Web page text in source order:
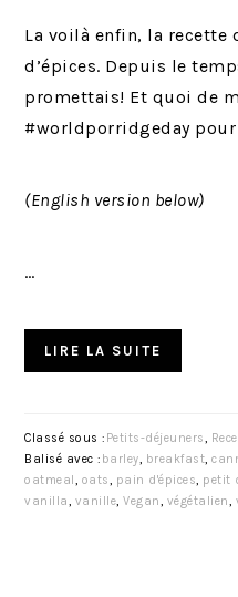
La voilà enfin, la recette
d’épices. Depuis le
promettais! Et quoi de
#worldporridgeday
(English version below)
…
LIRE LA SUITE
Classé sous : Petits-déjeuners,
Balisé avec : barley, breakfast,
oatmeal, oats, pain d'épices, petit
vanilla, vanille,Vegan, végétalien,